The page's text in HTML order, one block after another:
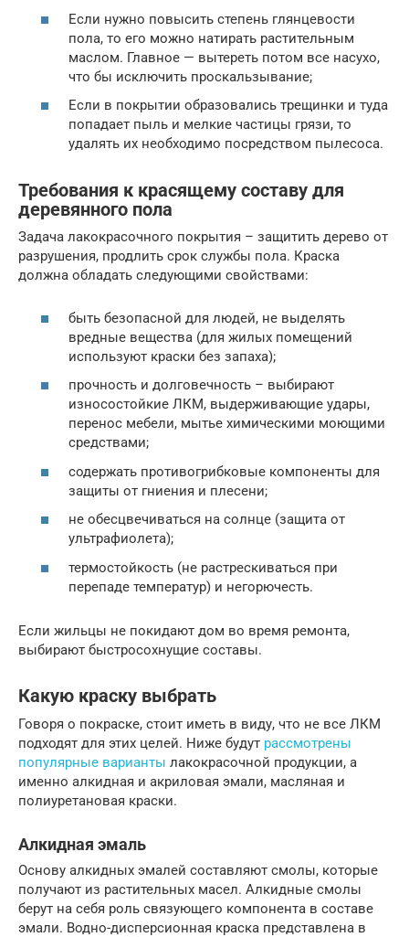
Если нужно повысить степень глянцевости
пола, то его можно натирать растительным
маслом. Главное — вытереть потом все насухо,
что бы исключить проскальзывание;
Если в покрытии образовались трещинки и туда
попадает пыль и мелкие частицы грязи, то
удалять их необходимо посредством пылесоса.
Требования к красящему составу для
деревянного пола
Задача лакокрасочного покрытия – защитить дерево от
разрушения, продлить срок службы пола. Краска
должна обладать следующими свойствами:
быть безопасной для людей, не выделять
вредные вещества (для жилых помещений
используют краски без запаха);
прочность и долговечность – выбирают
износостойкие ЛКМ, выдерживающие удары,
перенос мебели, мытье химическими моющими
средствами;
содержать противогрибковые компоненты для
защиты от гниения и плесени;
не обесцвечиваться на солнце (защита от
ультрафиолета);
термостойкость (не растрескиваться при
перепаде температур) и негорючесть.
Если жильцы не покидают дом во время ремонта,
выбирают быстросохнущие составы.
Какую краску выбрать
Говоря о покраске, стоит иметь в виду, что не все ЛКМ
подходят для этих целей. Ниже будут рассмотрены
популярные варианты лакокрасочной продукции, а
именно алкидная и акриловая эмали, масляная и
полиуретановая краски.
Алкидная эмаль
Основу алкидных эмалей составляют смолы, которые
получают из растительных масел. Алкидные смолы
берут на себя роль связующего компонента в составе
эмали. Водно-дисперсионная краска представлена в